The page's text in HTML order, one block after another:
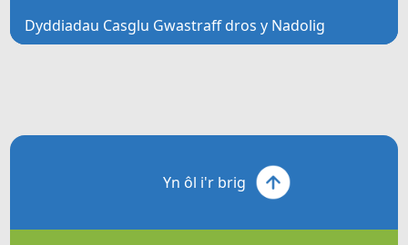
Dyddiadau Casglu Gwastraff dros y Nadolig
Yn ôl i'r brig